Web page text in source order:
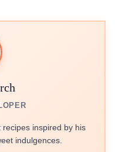
inspired by his
indulgences.